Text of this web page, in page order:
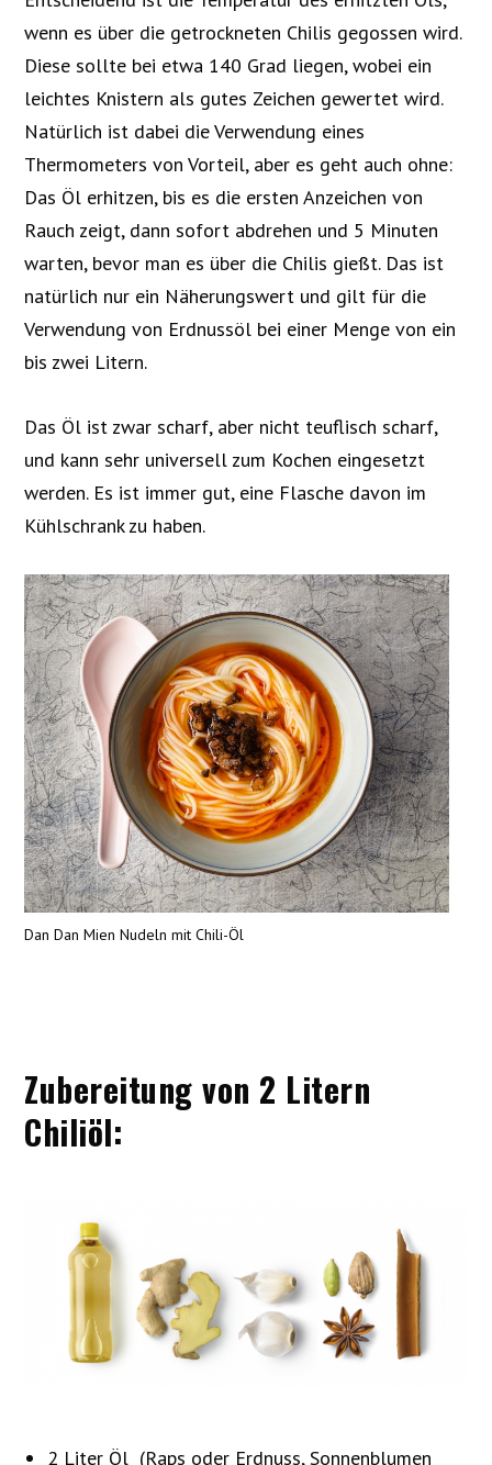
wenn es über die getrockneten Chilis gegossen wird.
Diese sollte bei etwa 140 Grad liegen, wobei ein
leichtes Knistern als gutes Zeichen gewertet wird.
Natürlich ist dabei die Verwendung eines
Thermometers von Vorteil, aber es geht auch ohne:
Das Öl erhitzen, bis es die ersten Anzeichen von
Rauch zeigt, dann sofort abdrehen und 5 Minuten
warten, bevor man es über die Chilis gießt. Das ist
natürlich nur ein Näherungswert und gilt für die
Verwendung von Erdnussöl bei einer Menge von ein
bis zwei Litern.
Das Öl ist zwar scharf, aber nicht teuflisch scharf,
und kann sehr universell zum Kochen eingesetzt
werden. Es ist immer gut, eine Flasche davon im
Kühlschrank zu haben.
Dan Dan Mien Nudeln mit Chili-Öl
Zubereitung von 2 Litern
Chiliöl:
2 Liter Öl (Raps oder Erdnuss, Sonnenblumen